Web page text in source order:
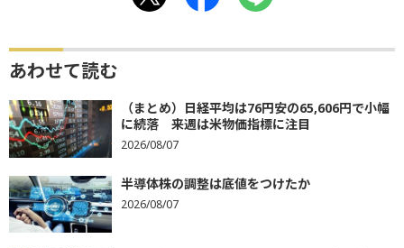
あわせて読む
（まとめ）日経平均は76円安の65,606円で小幅
に続落 来週は米物価指標に注目
2026/08/07
半導体株の調整は底値をつけたか
2026/08/07